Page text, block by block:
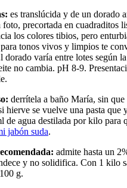
es translúcida y de un dorado
precortada en cuadraditos
los colores tibios, pero
tonos vivos y limpios te
dorado varía entre lotes según
no cambia. pH 8-9.
derrítela a baño María, sin
hierve se vuelve una pasta que
de agua destilada por kilo para
jabón suda.
admite hasta un
y no solidifica. Con 1 kilo
g.